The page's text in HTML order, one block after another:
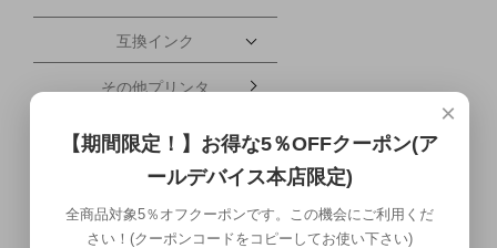
互換インク
その他プリンタ
ブレードサーバー
携帯電話・タブレット
配送について
×
【期間限定！】お得な5％OFFクーポン(ア
ールデバイス本店限定)
全商品対象5％オフクーポンです。この機会にご利用くだ
さい！(クーポンコードをコピーしてお使い下さい)